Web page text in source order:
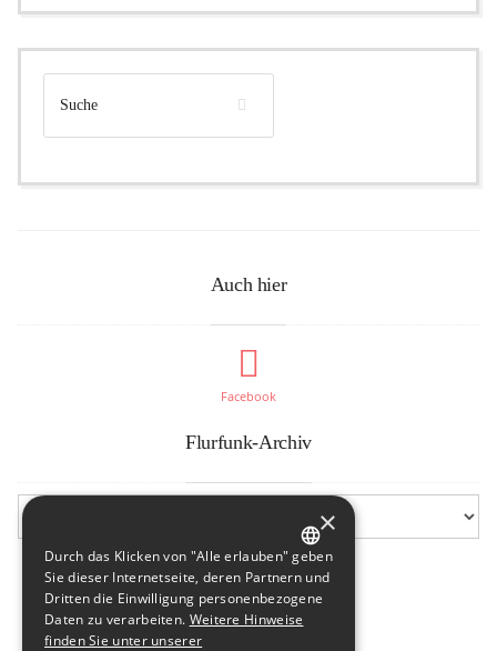
Auch hier
Facebook
Flurfunk-Archiv
GERMAN
ENGLISH
×
Durch das Klicken von "Alle erlauben" geben
Sie dieser Internetseite, deren Partnern und
Dritten die Einwilligung personenbezogene
Daten zu verarbeiten. Weitere Hinweise
finden Sie unter unserer